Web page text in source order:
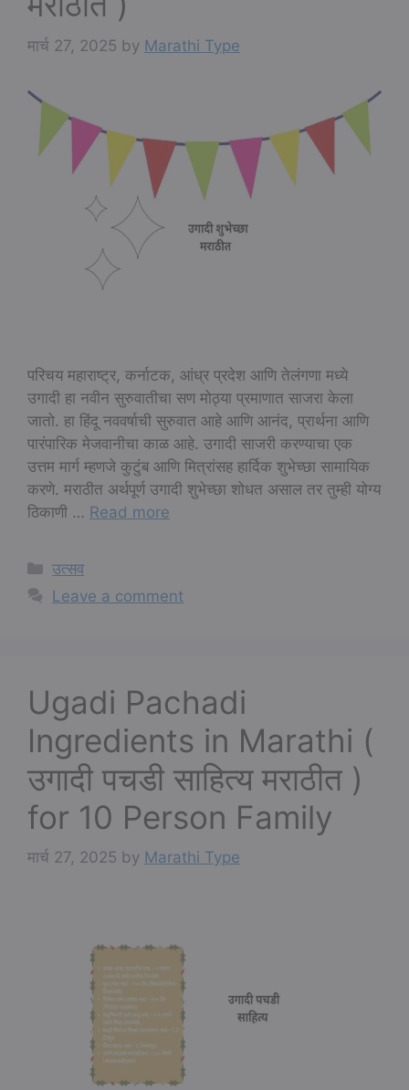
मार्च 27, 2025 by Marathi Type
परिचय महाराष्ट्र, कर्नाटक, आंध्र प्रदेश आणि तेलंगणा मध्ये
उगादी हा नवीन सुरुवातीचा सण मोठ्या प्रमाणात साजरा केला
जातो. हा हिंदू नववर्षाची सुरुवात आहे आणि आनंद, प्रार्थना आणि
पारंपारिक मेजवानीचा काळ आहे. उगादी साजरी करण्याचा एक
उत्तम मार्ग म्हणजे कुटुंब आणि मित्रांसह हार्दिक शुभेच्छा सामायिक
करणे. मराठीत अर्थपूर्ण उगादी शुभेच्छा शोधत असाल तर तुम्ही योग्य
ठिकाणी … Read more
Categories
उत्सव
Leave a comment
Ugadi Pachadi
Ingredients in Marathi (
उगादी पचडी साहित्य मराठीत )
for 10 Person Family
मार्च 27, 2025 by Marathi Type